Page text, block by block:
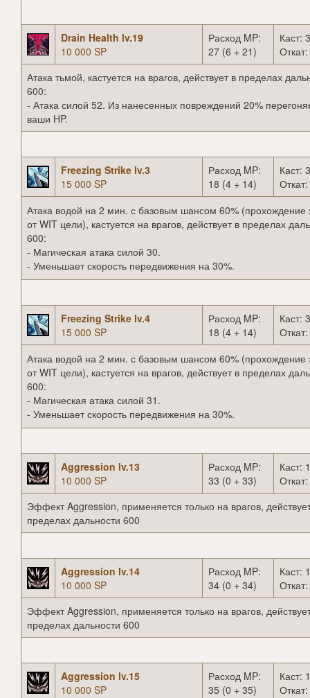
Drain Health lv.19
10 000 SP
Расход MP:
27 (6 + 21)
Каст:
Атака тьмой, кастуется на врагов, действует в пределах
600:
- Атака силой 52. Из нанесенных повреждений 20%
ваши HP.
Freezing Strike lv.3
15 000 SP
Расход MP:
18 (4 + 14)
Каст:
Атака водой на 2 мин. с базовым шансом 60% (прохождение
от WIT цели), кастуется на врагов, действует в пределах
600:
- Магическая атака силой 30.
- Уменьшает скорость передвижения на 30%.
Freezing Strike lv.4
15 000 SP
Расход MP:
18 (4 + 14)
Каст:
Атака водой на 2 мин. с базовым шансом 60% (прохождение
от WIT цели), кастуется на врагов, действует в пределах
600:
- Магическая атака силой 31.
- Уменьшает скорость передвижения на 30%.
Aggression lv.13
10 000 SP
Расход MP:
33 (0 + 33)
Каст:
Эффект Aggression, применяется только на врагов,
пределах дальности 600
Aggression lv.14
10 000 SP
Расход MP:
34 (0 + 34)
Каст:
Эффект Aggression, применяется только на врагов,
пределах дальности 600
Aggression lv.15
10 000 SP
Расход MP:
35 (0 + 35)
Каст: